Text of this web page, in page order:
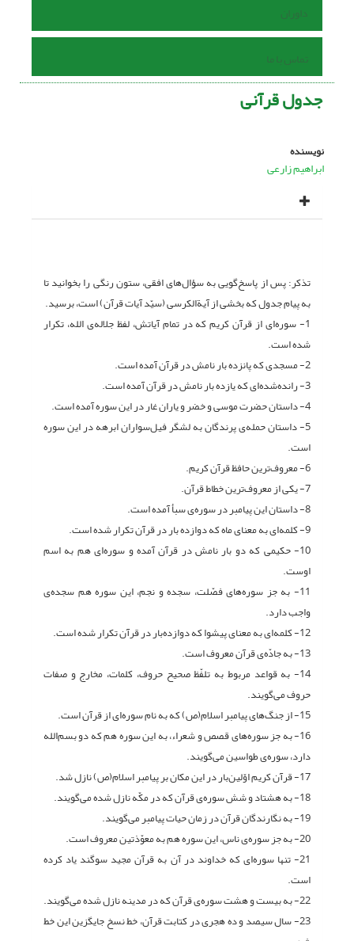
داوران
تماس با ما
جدول قرآنی
نویسنده
ابراهیم زارعی
تذکر: پس از پاسخ‌گویی به سؤال‌های افقی، ستون رنگی را بخوانید تا
به پیام جدول که بخشی از آیة‌الکرسی (سیّد آیات قرآن) است، برسید.
1- سوره‌ای از قرآن کریم که در تمام آیاتش، لفظ جلاله‌ی الله، تکرار
شده است.
2- مسجدی که پانزده بار نامش در قرآن آمده است.
3- رانده‌شده‌ای که یازده بار نامش در قرآن آمده است.
4- داستان حضرت موسی و خضر و یاران غار در این سوره آمده است.
5- داستان حمله‌ی پرندگان به لشگر فیل‌سواران ابرهه در این سوره
است.
6- معروف‌ترین حافظ قرآن کریم.
7- یکی از معروف‌ترین خطاط قرآن.
8- داستان این پیامبر در سوره‌ی سبأ آمده است.
9- کلمه‌ای به معنای ماه که دوازده بار در قرآن تکرار شده است.
10- حکیمی که دو بار نامش در قرآن آمده و سوره‌ای هم به اسم
اوست.
11- به جز سوره‌های فصّلت، سجده و نجم، این سوره هم سجده‌ی
واجب دارد.
12‌- کلمه‌ای به معنای پیشوا که دوازده‌بار در قرآن تکرار شده است.
13- به جادّه‌ی قرآن معروف است.
14- به قواعد مربوط به تلفّظ صحیح حروف، کلمات، مخارج و صفات
حروف می‌گویند.
15- از جنگ‌های پیامبر اسلام(ص) که به نام سوره‌ای از قرآن است.
16- به جز سوره‌های قصص و شعراء، به این سوره هم که دو بسم‌الله
دارد، سوره‌ی طواسین می‌گویند.
17- قرآن کریم اوّلین‌بار در این مکان بر پیامبر اسلام(ص) نازل شد.
18- به هشتاد و شش سوره‌ی قرآن که در مکّه نازل شده می‌گویند.
19- به نگارندگان قرآن در زمان حیات پیامبر می‌گویند.
20- به جز سوره‌ی ناس، این سوره هم به معوّذتین معروف است.
21- تنها سوره‌ای که خداوند در آن به قرآن مجید سوگند یاد کرده
است.
22- به بیست و هشت سوره‌ی قرآن که در مدینه نازل شده می‌گویند.
23- سال سیصد و ده هجری در کتابت قرآن، خط نسخ جایگزین این خط